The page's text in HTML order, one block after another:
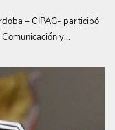
– CIPAG- participó
y...